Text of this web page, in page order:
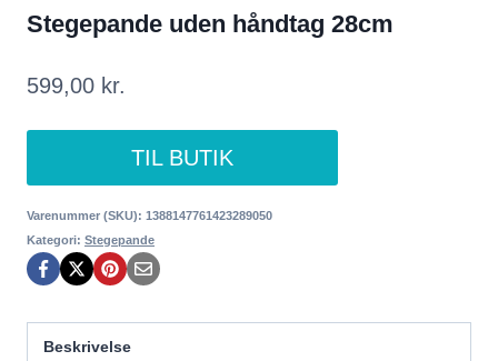
Stegepande uden håndtag 28cm
599,00 kr.
TIL BUTIK
Varenummer (SKU): 1388147761423289050
Kategori: Stegepande
Beskrivelse